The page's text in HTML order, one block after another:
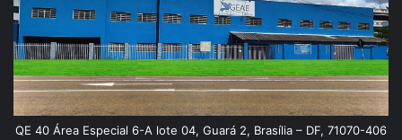
QE 40 Área Especial 6-A lote 04, Guará 2, Brasília – DF, 71070-406